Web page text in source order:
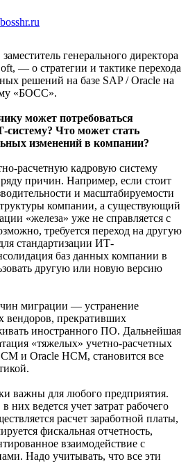
генерального директора
— о стратегии и тактике перехода
решений на базе SAP / Oracle на
«БОСС».
может потребоваться
Что может стать
изменений в компании?
расчетную кадровую систему
причин. Например, если стоит
и масштабируемости
компании, а существующий
«железа» уже не справляется с
требуется переход на другую
стандартизации ИТ-
баз данных компании в
другую или новую версию
миграции — устранение
вендоров, прекративших
иностранного ПО. Дальнейшая
«тяжелых» учетно-расчетных
и Oracle HCM, становится все
важны для любого предприятия.
них ведется учет затрат рабочего
расчет заработной платы,
фискальная отчетность,
взаимодействие с
Надо учитывать, что все эти